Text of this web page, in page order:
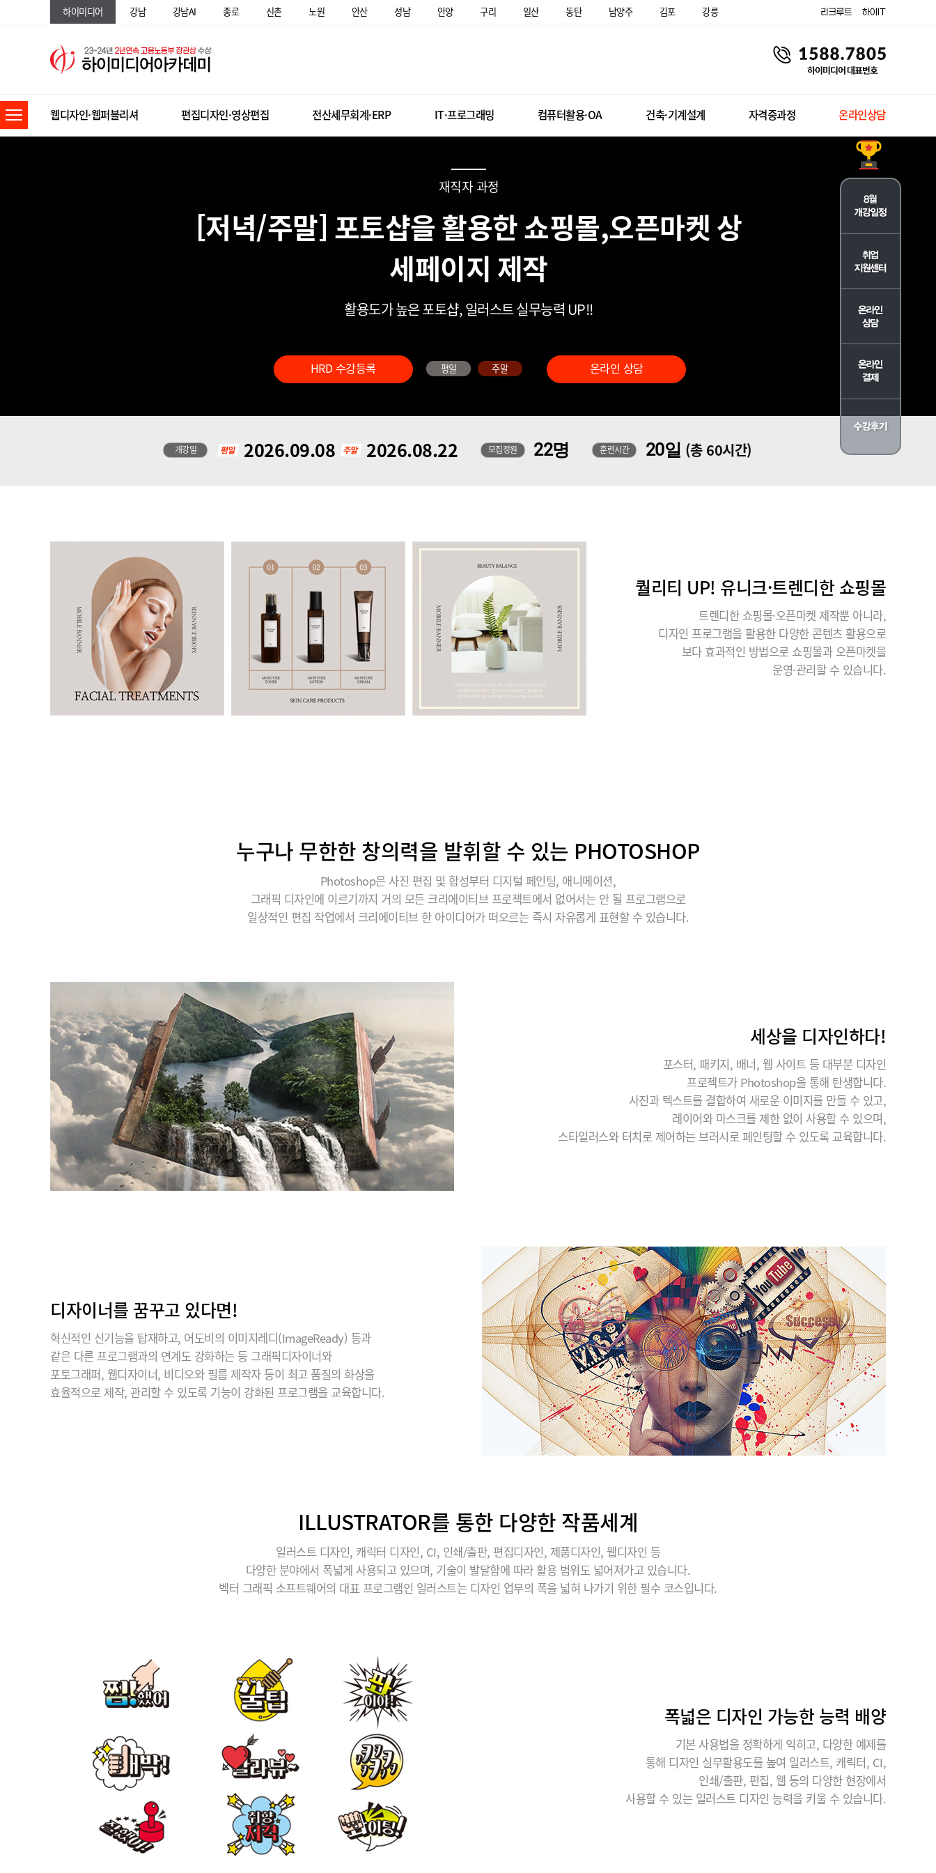
하이미디어 강남 강남AI 종로 신촌 노원 안산 성남 안양 구리 일산 동탄 남양주 김포 강릉
웹디자인·웹퍼블리셔 편집디자인·영상편집 전산세무회계·ERP IT·프로그래밍 컴퓨터활용·OA 건축·기계설계 자격증과정 온라인상담
재직자 과정
[저녁/주말] 포토샵을 활용한 쇼핑몰,오픈마켓 상
세페이지 제작
활용도가 높은 포토샵, 일러스트 실무능력 UP!!
HRD 수강등록 평일 주말 온라인 상담
개강일 2026.09.08 2026.08.22 모집정원 22명 훈련시간 20일 (총 60시간)
퀄리티 UP! 유니크·트렌디한 쇼핑몰
트렌디한 쇼핑몰·오픈마켓 제작뿐 아니라,
디자인 프로그램을 활용한 다양한 콘텐츠 활용으로
보다 효과적인 방법으로 쇼핑몰과 오픈마켓을
운영·관리할 수 있습니다.
누구나 무한한 창의력을 발휘할 수 있는 PHOTOSHOP
Photoshop은 사진 편집 및 합성부터 디지털 페인팅, 애니메이션,
그래픽 디자인에 이르기까지 거의 모든 크리에이티브 프로젝트에서 없어서는 안 될 프로그램으로
일상적인 편집 작업에서 크리에이티브 한 아이디어가 떠오르는 즉시 자유롭게 표현할 수 있습니다.
세상을 디자인하다!
포스터, 패키지, 배너, 웹 사이트 등 대부분 디자인
프로젝트가 Photoshop을 통해 탄생합니다.
사진과 텍스트를 결합하여 새로운 이미지를 만들 수 있고,
레이어와 마스크를 제한 없이 사용할 수 있으며,
스타일러스와 터치로 제어하는 브러시로 페인팅할 수 있도록 교육합니다.
디자이너를 꿈꾸고 있다면!
혁신적인 신기능을 탑재하고, 어도비의 이미지레디(ImageReady) 등과
같은 다른 프로그램과의 연계도 강화하는 등 그래픽디자이너와
포토그래퍼, 웹디자이너, 비디오와 필름 제작자 등이 최고 품질의 화상을
효율적으로 제작, 관리할 수 있도록 기능이 강화된 프로그램을 교육합니다.
ILLUSTRATOR를 통한 다양한 작품세계
일러스트 디자인, 캐릭터 디자인, CI, 인쇄/출판, 편집디자인, 제품디자인, 웹디자인 등
다양한 분야에서 폭넓게 사용되고 있으며, 기술이 발달함에 따라 활용 범위도 넓어져가고 있습니다.
벡터 그래픽 소프트웨어의 대표 프로그램인 일러스트는 디자인 업무의 폭을 넓혀 나가기 위한 필수 코스입니다.
폭넓은 디자인 가능한 능력 배양
기본 사용법을 정확하게 익히고, 다양한 예제를
통해 디자인 실무활용도를 높여 일러스트, 캐릭터, CI,
인쇄/출판, 편집, 웹 등의 다양한 현장에서
사용할 수 있는 일러스트 디자인 능력을 키울 수 있습니다.